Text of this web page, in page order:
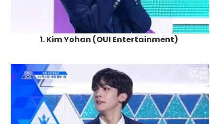
1. Kim Yohan (OUI Entertainment)